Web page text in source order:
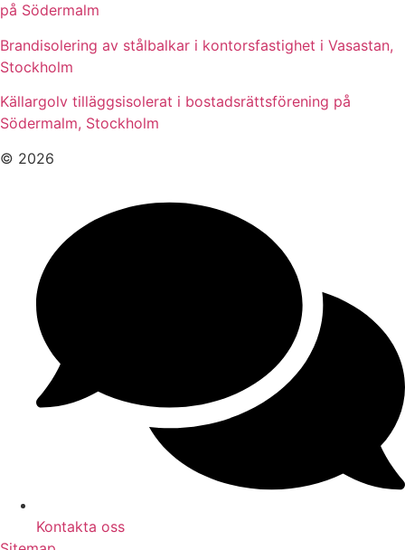
på Södermalm
Brandisolering av stålbalkar i kontorsfastighet i Vasastan,
Stockholm
Källargolv tilläggsisolerat i bostadsrättsförening på
Södermalm, Stockholm
© 2026
Kontakta oss